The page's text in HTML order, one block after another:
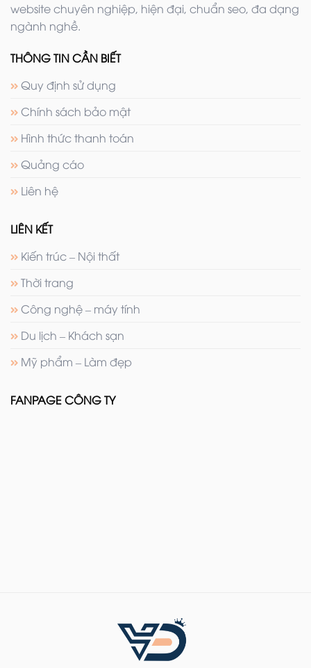
website chuyên nghiệp, hiện đại, chuẩn seo, đa dạng
ngành nghề.
THÔNG TIN CẦN BIẾT
Quy định sử dụng
Chính sách bảo mật
Hình thức thanh toán
Quảng cáo
Liên hệ
LIÊN KẾT
Kiến trúc – Nội thất
Thời trang
Công nghệ – máy tính
Du lịch – Khách sạn
Mỹ phẩm – Làm đẹp
FANPAGE CÔNG TY